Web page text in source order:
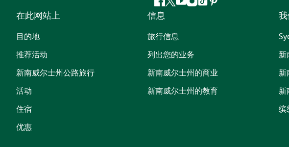
Facebook
叽
喳
喳
YouTube
Instagram
抖 Pinterest
在此网站上
目的地
推荐活动
新南威尔士州公路旅行
活动
住宿
优惠
信息
旅行信息
列出您的业务
新南威尔士州的商业
新南威尔士州的教育
新
新
新
缤